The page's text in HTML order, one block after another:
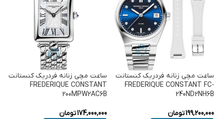
ساعت مچی زنانه فردریک کنستانت
FREDERIQUE CONSTANT FC-
240ND2NH6B
199,200,000تومان
ساعت مچی زنانه فردریک کنستانت
FREDERIQUE CONSTANT
200MPW2AC6B
174,000,000تومان